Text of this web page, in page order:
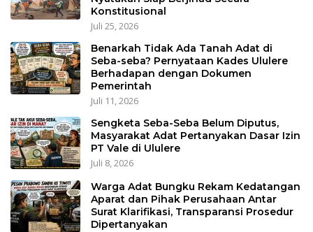
Konstitusional
Juli 25, 2026
Benarkah Tidak Ada Tanah Adat di
Seba-seba? Pernyataan Kades Ululere
Berhadapan dengan Dokumen
Pemerintah
Juli 11, 2026
Sengketa Seba-Seba Belum Diputus,
Masyarakat Adat Pertanyakan Dasar Izin
PT Vale di Ululere
Juli 8, 2026
Warga Adat Bungku Rekam Kedatangan
Aparat dan Pihak Perusahaan Antar
Surat Klarifikasi, Transparansi Prosedur
Dipertanyakan